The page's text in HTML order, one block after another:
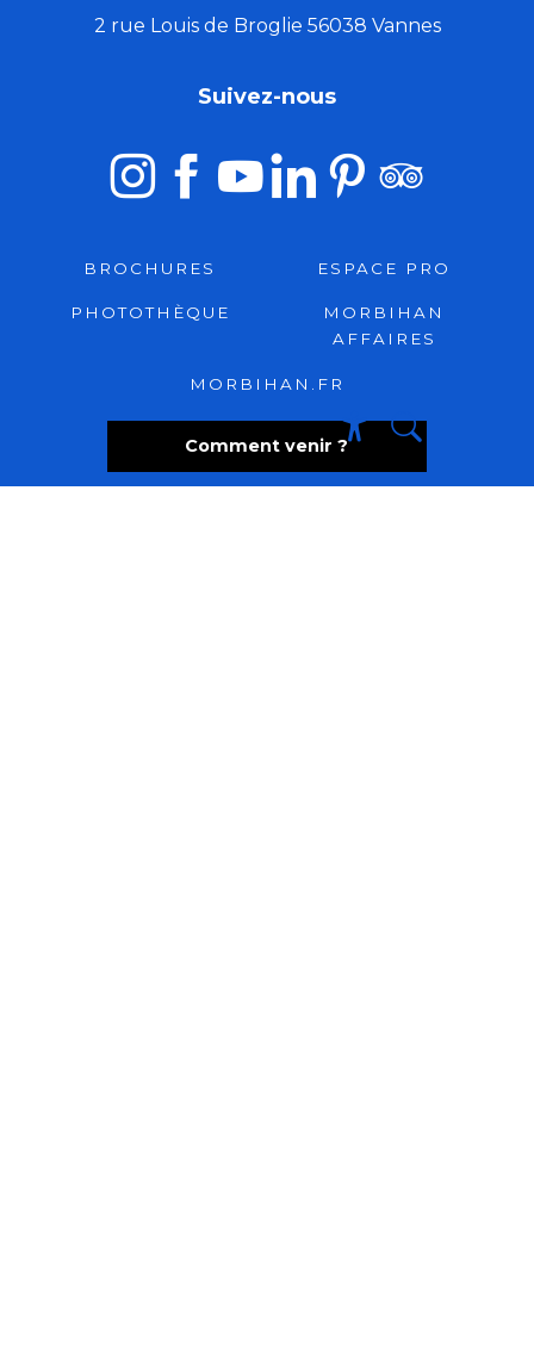
2 rue Louis de Broglie 56038 Vannes
Comment venir ?
Suivez-nous
BROCHURES ESPACE PRO
PHOTOTHÈQUE
MORBIHAN
AFFAIRES
MORBIHAN.FR